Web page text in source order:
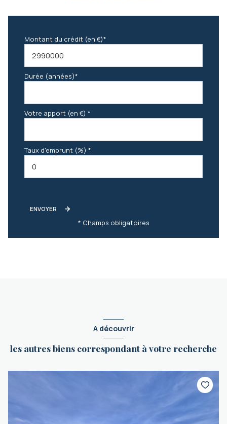
Montant du crédit (en €)*
Durée (années)*
Votre apport (en €) *
Taux d'emprunt (%) *
ENVOYER
* Champs obligatoires
A découvrir
les autres biens correspondant à votre recherche